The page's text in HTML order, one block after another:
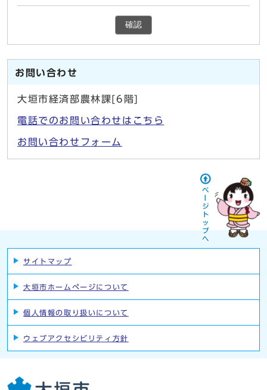
確認
お問い合わせ
大垣市経済部農林課[6階]
電話でのお問い合わせはこちら
お問い合わせフォーム
サイトマップ
大垣市ホームページについて
個人情報の取り扱いについて
ウェブアクセシビリティ方針